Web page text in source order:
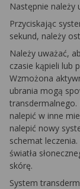
Następnie należy
Przyciskając
sekund, należy
Należy uważać,
czasie kąpieli lub
Wzmożona
ubrania mogą
nalepić w inne
nalepić nowy
schemat leczenia.
światła
skórę.
System